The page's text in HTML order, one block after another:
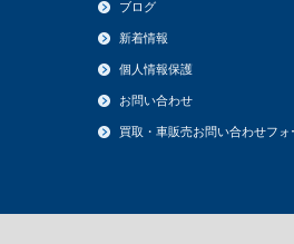
ブログ
新着情報
個人情報保護
お問い合わせ
買取・車販売お問い合わせフォ